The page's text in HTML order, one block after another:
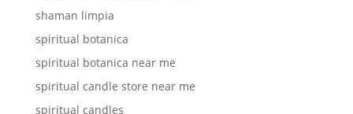
shaman limpia
spiritual botanica
spiritual botanica near me
spiritual candle store near me
spiritual candles